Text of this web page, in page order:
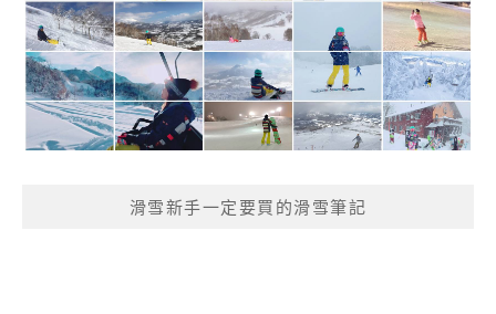
滑雪新手一定要買的滑雪筆記